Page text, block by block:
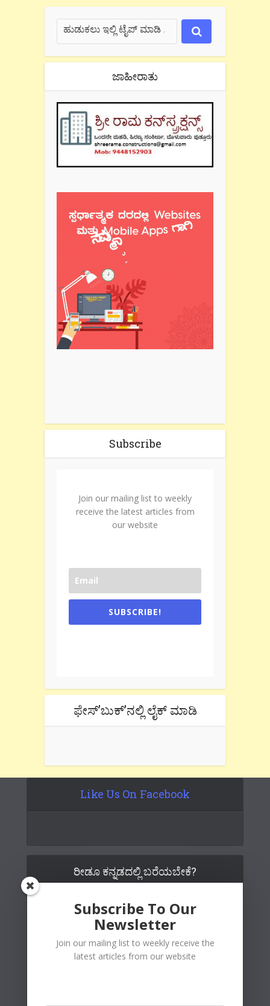
ಜಾಹೀರಾತು
Subscribe
Join our mailing list to weekly
receive the latest articles from
our website
SUBSCRIBE!
ಫೇಸ್’ಬುಕ್’ನಲ್ಲಿ ಲೈಕ್ ಮಾಡಿ
Like Us On Facebook
ರೀಡೂ ಕನ್ನಡದಲ್ಲಿ ಬರೆಯಬೇಕೆ?
Subscribe To Our
Newsletter
Join our mailing list to weekly receive the
latest articles from our website